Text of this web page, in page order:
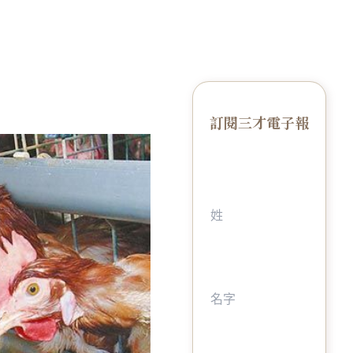
訂閱三才電子報